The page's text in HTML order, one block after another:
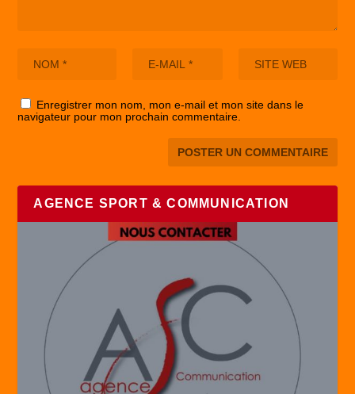
Enregistrer mon nom, mon e-mail et mon site dans le
navigateur pour mon prochain commentaire.
AGENCE SPORT & COMMUNICATION